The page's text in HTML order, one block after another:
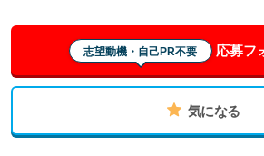
志望動機・自己PR不要 応募フ
気になる